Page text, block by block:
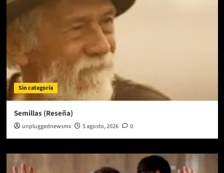
Sin categoría
Semillas (Reseña)
unpluggednewsmx 5 agosto, 2026 0